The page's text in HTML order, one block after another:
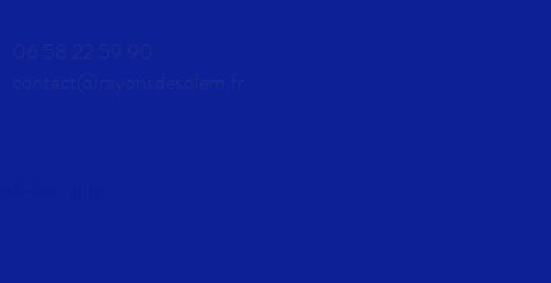
06 58 22 59 90